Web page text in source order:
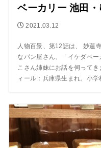
ベーカリー 池田・
2021.03.12
人物百景、第12話は、 妙蓮
なパン屋さん、「イケダベ
こさん姉妹にお話を伺って
ィール：兵庫県生まれ。小学